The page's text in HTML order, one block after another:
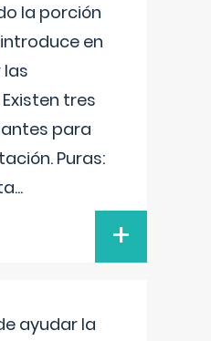
la porción
en
tres
para
Puras:
...
+
ayudar la